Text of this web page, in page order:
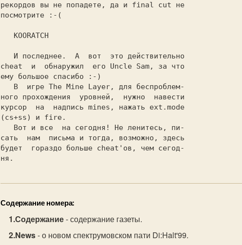
рекордов вы не попадете, да и final cut не
посмотрите :-(
cheat  и  обнаружил  его Uncle Sam, за что
ему большое спасибо :-)
ного прохождения  уровней,  нужно  навести
курсор  на  надпись mines, нажать ext.mode
(cs+ss) и fire.
сать  нам  письма и тогда, возможно, здесь
будет  гораздо больше cheat'ов, чем сегод-
ня.
Содержание номера:
Содержание- содержание газеты.
News- о новом спектрумовском пати Di:Halt'99.